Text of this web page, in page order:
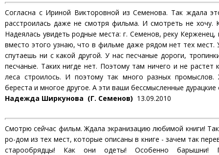
Согласна с Ириной Викторовной из Семенова. Так ждала
расстроилась даже не смотря фильма. И смотреть не хочу.
Надеялась увидеть родные места: г. Семенов, реку
вместо этого узнаю, что в фильме даже рядом нет тех
спутаешь ни с какой другой. У нас песчаные дороги,
песчаные. Таких нигде нет. Поэтому там ничего и не растет
леса строилось. И поэтому так много разных промыслов.
береста и многое другое. А эти ваши бессмысленные дурацкие
Надежда Ширкунова (Г. Семенов) 13.09.2010
Смотрю сейчас фильм. Ждала экранизацию любимой книги!
ро-дом из тех мест, которые описаны в книге - зачем так
старообрядцы! Как они одеты! Особенно барышни!